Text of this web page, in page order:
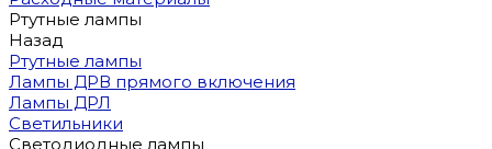
Ртутные лампы
Назад
Ртутные лампы
Лампы ДРВ прямого включения
Лампы ДРЛ
Светильники
Светодиодные лампы